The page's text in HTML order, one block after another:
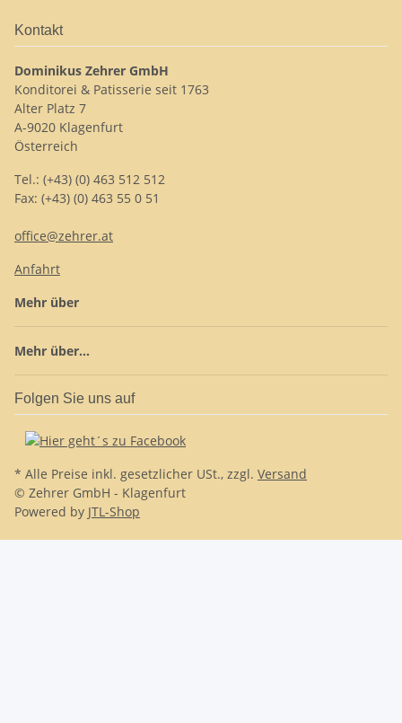
Kontakt
Dominikus Zehrer GmbH
Konditorei & Patisserie seit 1763
Alter Platz 7
A-9020 Klagenfurt
Österreich
Tel.: (+43) (0) 463 512 512
Fax: (+43) (0) 463 55 0 51
office@zehrer.at
Anfahrt
Mehr über
Mehr über...
Folgen Sie uns auf
* Alle Preise inkl. gesetzlicher USt., zzgl. Versand
© Zehrer GmbH - Klagenfurt
Powered by JTL-Shop